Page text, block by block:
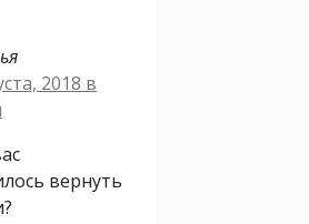
2018 в
вернуть